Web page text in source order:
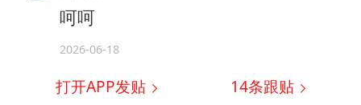
呵呵
2026-06-18
打开APP发贴 14条跟贴